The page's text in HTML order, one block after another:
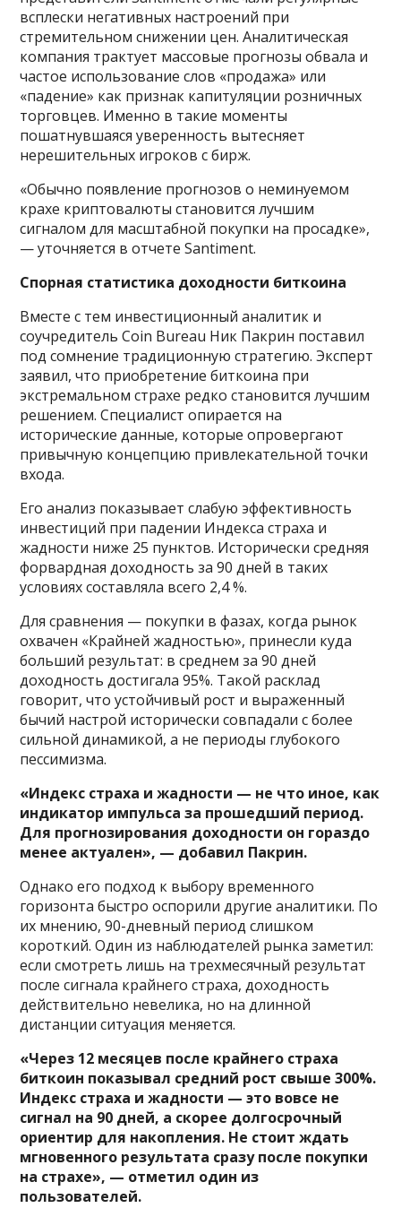
всплески негативных настроений при
стремительном снижении цен. Аналитическая
компания трактует массовые прогнозы обвала и
частое использование слов «продажа» или
«падение» как признак капитуляции розничных
торговцев. Именно в такие моменты
пошатнувшаяся уверенность вытесняет
нерешительных игроков с бирж.
«Обычно появление прогнозов о неминуемом
крахе криптовалюты становится лучшим
сигналом для масштабной покупки на просадке»,
— уточняется в отчете Santiment.
Спорная статистика доходности биткоина
Вместе с тем инвестиционный аналитик и
соучредитель Coin Bureau Ник Пакрин поставил
под сомнение традиционную стратегию. Эксперт
заявил, что приобретение биткоина при
экстремальном страхе редко становится лучшим
решением. Специалист опирается на
исторические данные, которые опровергают
привычную концепцию привлекательной точки
входа.
Его анализ показывает слабую эффективность
инвестиций при падении Индекса страха и
жадности ниже 25 пунктов. Исторически средняя
форвардная доходность за 90 дней в таких
условиях составляла всего 2,4 %.
Для сравнения — покупки в фазах, когда рынок
охвачен «Крайней жадностью», принесли куда
больший результат: в среднем за 90 дней
доходность достигала 95%. Такой расклад
говорит, что устойчивый рост и выраженный
бычий настрой исторически совпадали с более
сильной динамикой, а не периоды глубокого
пессимизма.
«Индекс страха и жадности — не что иное, как
индикатор импульса за прошедший период.
Для прогнозирования доходности он гораздо
менее актуален», — добавил Пакрин.
Однако его подход к выбору временного
горизонта быстро оспорили другие аналитики. По
их мнению, 90-дневный период слишком
короткий. Один из наблюдателей рынка заметил:
если смотреть лишь на трехмесячный результат
после сигнала крайнего страха, доходность
действительно невелика, но на длинной
дистанции ситуация меняется.
«Через 12 месяцев после крайнего страха
биткоин показывал средний рост свыше 300%.
Индекс страха и жадности — это вовсе не
сигнал на 90 дней, а скорее долгосрочный
ориентир для накопления. Не стоит ждать
мгновенного результата сразу после покупки
на страхе», — отметил один из
пользователей.